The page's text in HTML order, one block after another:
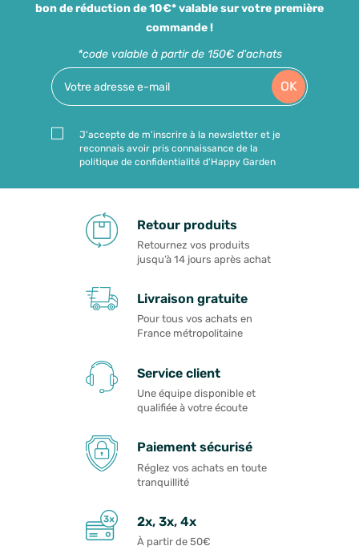
bon de réduction de 10€* valable sur votre première
commande !
*code valable à partir de 150€ d'achats
OK
J'accepte de m'inscrire à la newsletter et je
reconnais avoir pris connaissance de la
politique de confidentialité d'Happy Garden
Retour produits
Retournez vos produits
jusqu’à 14 jours après achat
Livraison gratuite
Pour tous vos achats en
France métropolitaine
Service client
Une équipe disponible et
qualifiée à votre écoute
Paiement sécurisé
Réglez vos achats en toute
tranquillité
2x, 3x, 4x
À partir de 50€